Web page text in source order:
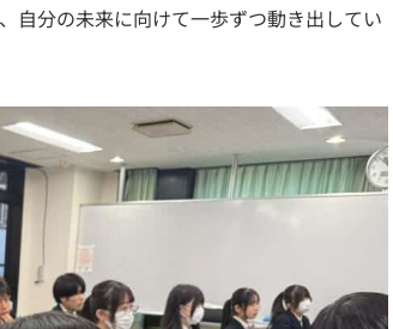
自分の未来に向けて一歩ずつ動き出してい